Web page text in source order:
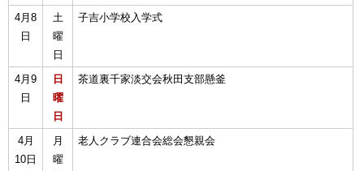
4月8
日
土
曜
日
子吉小学校入学式
4月9
日
日
曜
日
茶道裏千家淡交会秋田支部懸釜
4月
10日
月
曜
老人クラブ連合会総会懇親会